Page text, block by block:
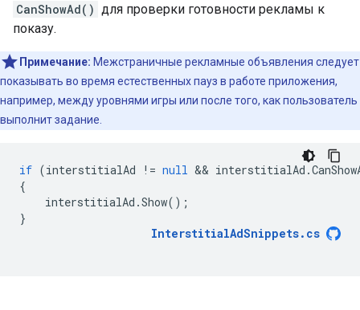
CanShowAd() для проверки готовности рекламы к
показу.
Примечание: Межстраничные рекламные объявления следует
показывать во время естественных пауз в работе приложения,
например, между уровнями игры или после того, как пользователь
выполнит задание.
if (interstitialAd != null && interstitialAd .
{
interstitialAd .Show();
}
InterstitialAdSnippets. cs